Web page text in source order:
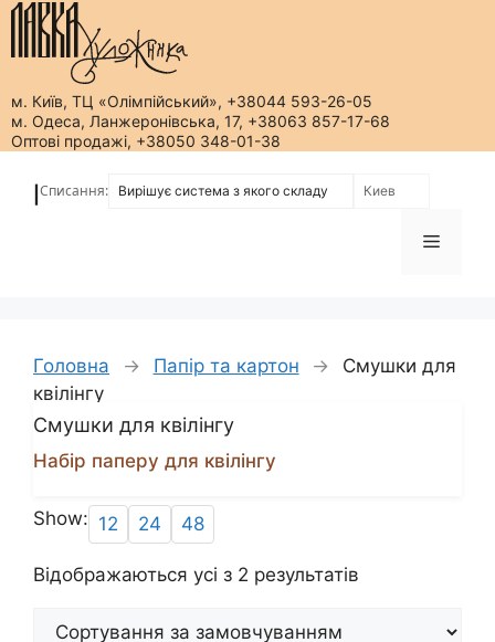
м. Київ, ТЦ «Олімпійський», +38044 593-26-05
м. Одеса, Ланжеронівська, 17, +38063 857-17-68
Оптові продажі, +38050 348-01-38
Списання:
Меню
Головна → Папір та картон →
Смушки для
квілінгу
Смушки для квілінгу
Набір паперу для квілінгу
Show: 12 24 48
Відображаються усі з 2 результатів